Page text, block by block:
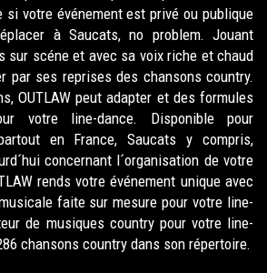
si votre événement est privé ou publique
à Saucats, no problem. Jouant
sur scéne et avec sa voix riche et chaud
par ses reprises des chansons country.
OUTLAW peut adapter et des formules
votre line-dance. Disponible pour
en France, Saucats y compris,
concernant l´organisation de votre
rends votre événement unique avec
faite sur mesure pour votre line-
de musiques country pour votre line-
chansons country dans son répertoire.